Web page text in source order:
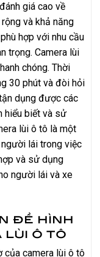
giá cao về
và khả năng
hợp với nhu cầu
trọng. Camera lùi
chóng. Thời
30 phút và đòi hỏi
dụng được các
hiểu biết và sử
lùi ô tô là một
lái trong việc
và sử dụng
người lái và xe
đề hình
lùi ô tô